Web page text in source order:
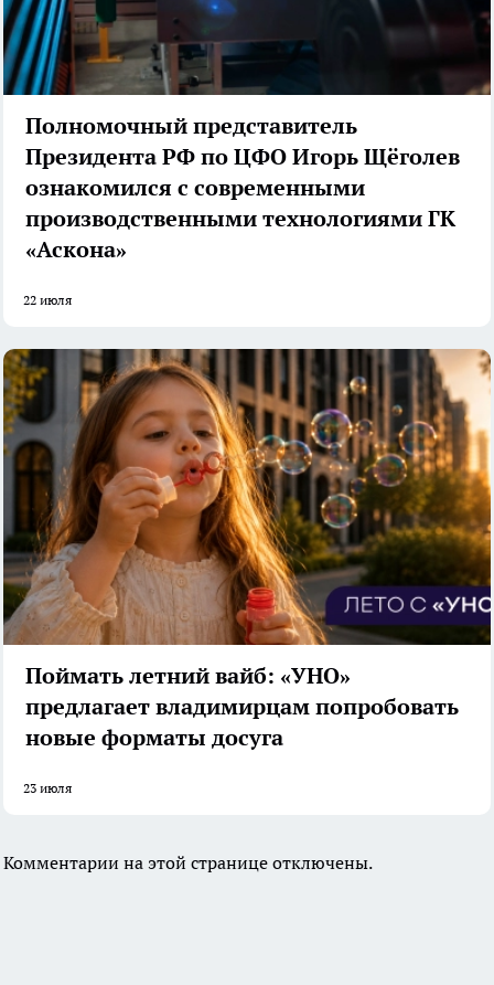
Полномочный представитель
Президента РФ по ЦФО Игорь Щёголев
ознакомился с современными
производственными технологиями ГК
«Аскона»
22 июля
Поймать летний вайб: «УНО»
предлагает владимирцам попробовать
новые форматы досуга
23 июля
Комментарии на этой странице отключены.